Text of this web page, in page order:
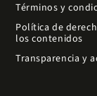
Términos y
Política de
los contenidos
Transparencia y